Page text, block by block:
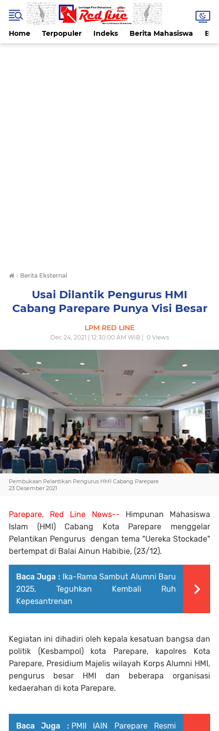
Home Terpopuler Indeks Berita Mahasiswa
› Berita Eksternal
Usai Dilantik Pengurus HMI
Cabang Parepare Punya Visi Besar
LPM RED LINE
Dec 24, 2021 | 12:30:00 AM WIB | 0Views
Pembukaan Pelantikan Pengurus HMI Cabang Parepare
23 Desember 2021
Parepare, Red Line News-- Himpunan Mahasiswa
Islam (HMI) Cabang Kota Parepare menggelar
Pelantikan Pengurus dengan tema "Uereka Stockade"
bertempat di Balai Ainun Habibie, (23/12).
Baca Juga : Ika-Rama Sambut Alumni Baru
2025, Teguhkan Kembali Ruh
Kepesantrenan
Kegiatan ini dihadiri oleh kepala kesatuan bangsa dan
politik (Kesbampol) kota Parepare, kapolres Kota
Parepare, Presidium Majelis wilayah Korps Alumni HMI,
pengurus besar HMI dan beberapa organisasi
kedaerahan di kota Parepare.
Baca Juga : PMII IAIN Parepare Resmi